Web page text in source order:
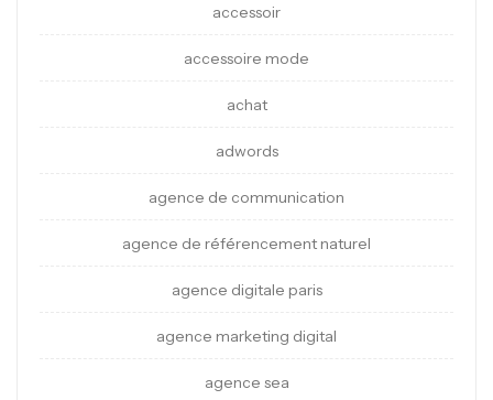
accessoir
accessoire mode
achat
adwords
agence de communication
agence de référencement naturel
agence digitale paris
agence marketing digital
agence sea